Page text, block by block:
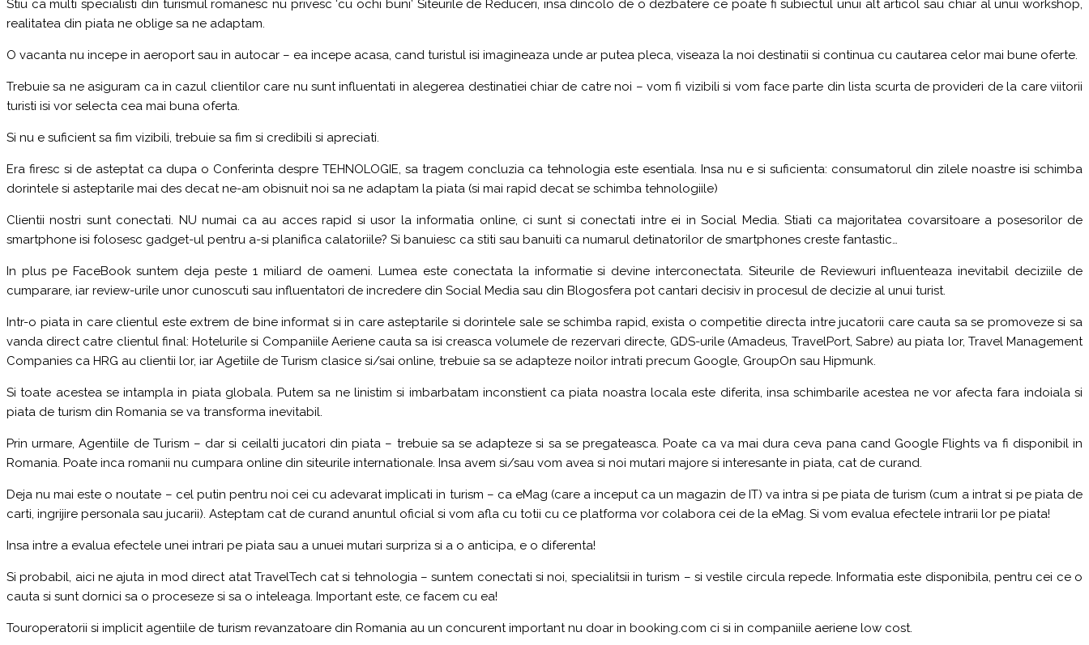
Stiu ca multi specialisti din turismul romanesc nu privesc ‘cu ochi buni’ Siteurile de Reduceri, insa dincolo de o dezbatere ce poate fi subiectul unui alt articol sau chiar al unui workshop,
realitatea din piata ne oblige sa ne adaptam.
O vacanta nu incepe in aeroport sau in autocar – ea incepe acasa, cand turistul isi imagineaza unde ar putea pleca, viseaza la noi destinatii si continua cu cautarea celor mai bune oferte.
Trebuie sa ne asiguram ca in cazul clientilor care nu sunt influentati in alegerea destinatiei chiar de catre noi – vom fi vizibili si vom face parte din lista scurta de provideri de la care viitorii
turisti isi vor selecta cea mai buna oferta.
Si nu e suficient sa fim vizibili, trebuie sa fim si credibili si apreciati.
Era firesc si de asteptat ca dupa o Conferinta despre TEHNOLOGIE, sa tragem concluzia ca tehnologia este esentiala. Insa nu e si suficienta: consumatorul din zilele noastre isi schimba
dorintele si asteptarile mai des decat ne-am obisnuit noi sa ne adaptam la piata (si mai rapid decat se schimba tehnologiile)
Clientii nostri sunt conectati. NU numai ca au acces rapid si usor la informatia online, ci sunt si conectati intre ei in Social Media. Stiati ca majoritatea covarsitoare a posesorilor de
smartphone isi folosesc gadget-ul pentru a-si planifica calatoriile? Si banuiesc ca stiti sau banuiti ca numarul detinatorilor de smartphones creste fantastic…
In plus pe FaceBook suntem deja peste 1 miliard de oameni. Lumea este conectata la informatie si devine interconectata. Siteurile de Reviewuri influenteaza inevitabil deciziile de
cumparare, iar review-urile unor cunoscuti sau influentatori de incredere din Social Media sau din Blogosfera pot cantari decisiv in procesul de decizie al unui turist.
Intr-o piata in care clientul este extrem de bine informat si in care asteptarile si dorintele sale se schimba rapid, exista o competitie directa intre jucatorii care cauta sa se promoveze si sa
vanda direct catre clientul final: Hotelurile si Companiile Aeriene cauta sa isi creasca volumele de rezervari directe, GDS-urile (Amadeus, TravelPort, Sabre) au piata lor, Travel Management
Companies ca HRG au clientii lor, iar Agetiile de Turism clasice si/sai online, trebuie sa se adapteze noilor intrati precum Google, GroupOn sau Hipmunk.
Si toate acestea se intampla in piata globala. Putem sa ne linistim si imbarbatam inconstient ca piata noastra locala este diferita, insa schimbarile acestea ne vor afecta fara indoiala si
piata de turism din Romania se va transforma inevitabil.
Prin urmare, Agentiile de Turism – dar si ceilalti jucatori din piata – trebuie sa se adapteze si sa se pregateasca. Poate ca va mai dura ceva pana cand Google Flights va fi disponibil in
Romania. Poate inca romanii nu cumpara online din siteurile internationale. Insa avem si/sau vom avea si noi mutari majore si interesante in piata, cat de curand.
Deja nu mai este o noutate – cel putin pentru noi cei cu adevarat implicati in turism – ca eMag (care a inceput ca un magazin de IT) va intra si pe piata de turism (cum a intrat si pe piata de
carti, ingrijire personala sau jucarii). Asteptam cat de curand anuntul oficial si vom afla cu totii cu ce platforma vor colabora cei de la eMag. Si vom evalua efectele intrarii lor pe piata!
Insa intre a evalua efectele unei intrari pe piata sau a unuei mutari surpriza si a o anticipa, e o diferenta!
Si probabil, aici ne ajuta in mod direct atat TravelTech cat si tehnologia – suntem conectati si noi, specialitsii in turism – si vestile circula repede. Informatia este disponibila, pentru cei ce o
cauta si sunt dornici sa o proceseze si sa o inteleaga. Important este, ce facem cu ea!
Touroperatorii si implicit agentiile de turism revanzatoare din Romania au un concurent important nu doar in booking.com ci si in companiile aeriene low cost.